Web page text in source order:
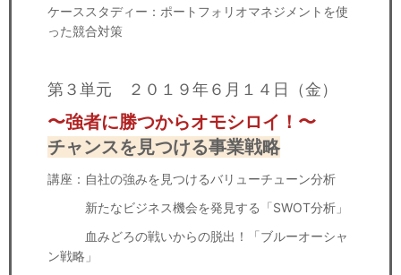
ケーススタディー：ポートフォリオマネジメントを使
った競合対策
第３単元 ２０１９年６月１４日（金）
〜強者に勝つからオモシロイ！〜
チャンスを見つける事業戦略
講座：自社の強みを見つけるバリューチューン分析
新たなビジネス機会を発見する「SWOT分析」
血みどろの戦いからの脱出！「ブルーオーシャ
ン戦略」